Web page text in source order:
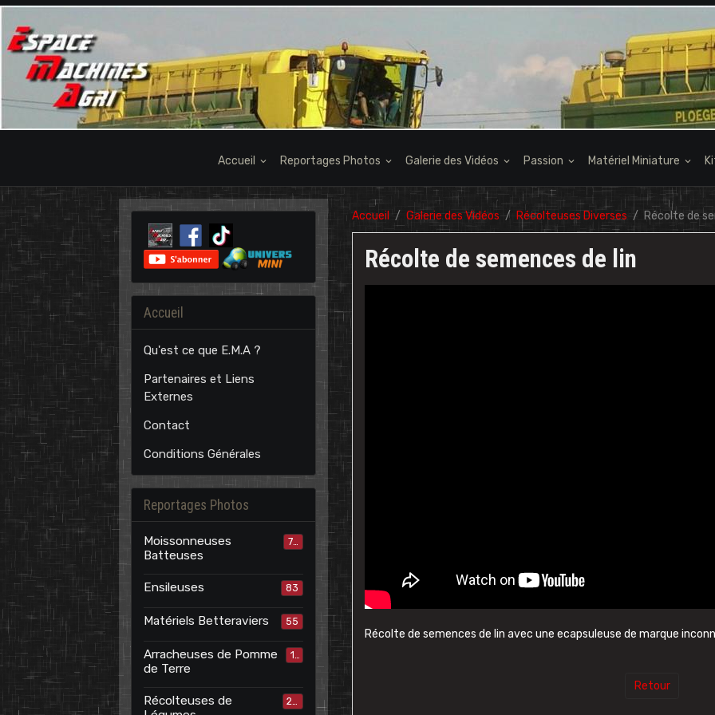
Accueil Reportages Photos Galerie des Vidéos Passion Matériel Miniature
Accueil Galerie des Vidéos Récolteuses Diverses Récolte de
Récolte de semences de lin
Récolte de semences de lin avec une ecapsuleuse de marque
Retour
Accueil
Qu'est ce que E.M.A ?
Partenaires et Liens
Externes
Contact
Conditions Générales
Reportages Photos
Moissonneuses
Batteuses
70
Ensileuses 83
Matériels Betteraviers 55
Arracheuses de Pomme
de Terre
15
Récolteuses de
24